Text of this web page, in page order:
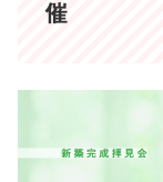
催